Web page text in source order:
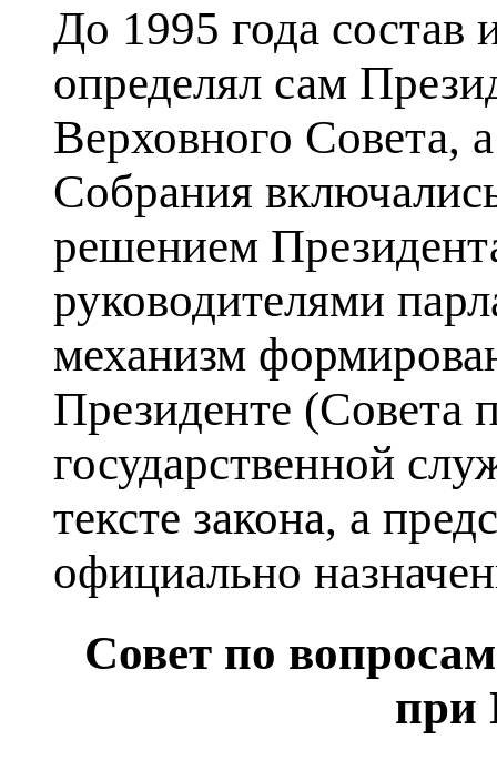
До 1995 года состав
определял сам
Верховного Совета,
Собрания
решением
руководителями
механизм
Президенте (Совета
государственной
тексте закона, а
официально
Совет по
при